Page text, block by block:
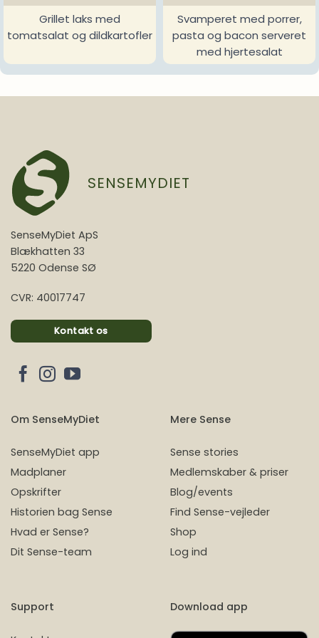
Grillet laks med
tomatsalat og dildkartofler
Svamperet med porrer,
pasta og bacon serveret
med hjertesalat
SENSEMYDIET
SenseMyDiet ApS
Blækhatten 33
5220 Odense SØ
CVR: 40017747
Kontakt os
Om SenseMyDiet
SenseMyDiet app
Madplaner
Opskrifter
Historien bag Sense
Hvad er Sense?
Dit Sense-team
Mere Sense
Sense stories
Medlemskaber & priser
Blog/events
Find Sense-vejleder
Shop
Log ind
Support Download app